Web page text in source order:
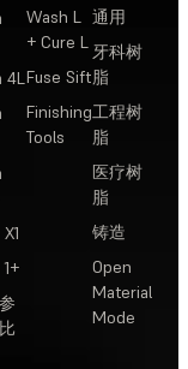
4L
Wash L
+ Cure L
Fuse Sift
Finishing
Tools
通用
牙科树
脂
工程树
脂
医疗树
脂
铸造
Open
Material
Mode